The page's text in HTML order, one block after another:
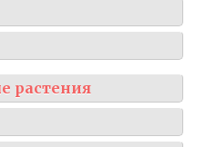
растения